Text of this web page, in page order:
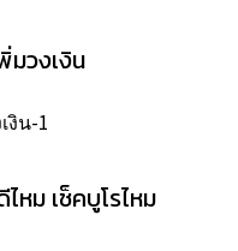
มวงเงิน
งิน-1
หม เช็คบูโรไหม